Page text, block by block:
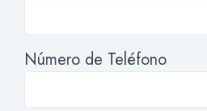
Número de Teléfono